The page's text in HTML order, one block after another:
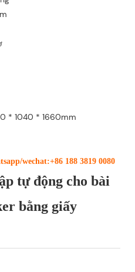
* 1040 * 1660mm
wechat:+86 188 3819 0080
tự động cho bài
bằng giấy